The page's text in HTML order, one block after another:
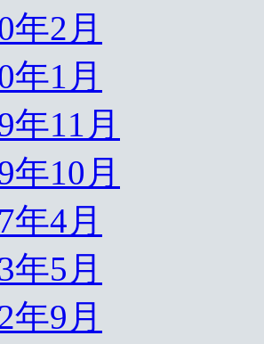
年2月
年1月
年11月
年10月
年4月
年5月
年9月